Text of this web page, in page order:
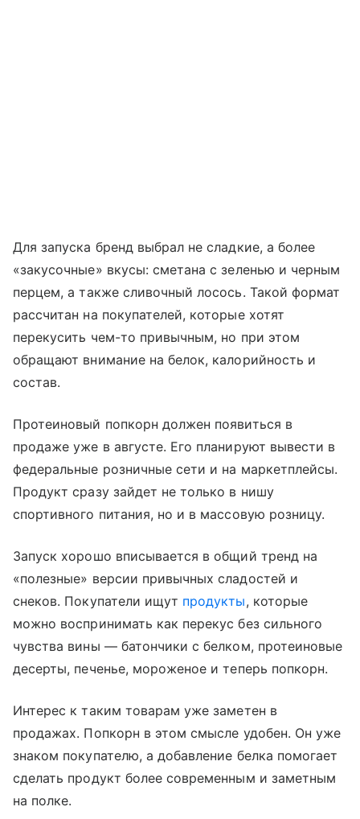
Для запуска бренд выбрал не сладкие, а более
«закусочные» вкусы: сметана с зеленью и черным
перцем, а также сливочный лосось. Такой формат
рассчитан на покупателей, которые хотят
перекусить чем-то привычным, но при этом
обращают внимание на белок, калорийность и
состав.
Протеиновый попкорн должен появиться в
продаже уже в августе. Его планируют вывести в
федеральные розничные сети и на маркетплейсы.
Продукт сразу зайдет не только в нишу
спортивного питания, но и в массовую розницу.
Запуск хорошо вписывается в общий тренд на
«полезные» версии привычных сладостей и
снеков. Покупатели ищут продукты, которые
можно воспринимать как перекус без сильного
чувства вины — батончики с белком, протеиновые
десерты, печенье, мороженое и теперь попкорн.
Интерес к таким товарам уже заметен в
продажах. Попкорн в этом смысле удобен. Он уже
знаком покупателю, а добавление белка помогает
сделать продукт более современным и заметным
на полке.